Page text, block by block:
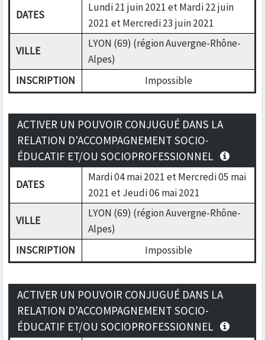
DATES
Lundi 21 juin 2021 et Mardi 22 juin
2021 et Mercredi 23 juin 2021
VILLE
LYON (69) (région Auvergne-Rhône-
Alpes)
INSCRIPTION
Impossible
ACTIVER UN POUVOIR CONJUGUÉ DANS LA
RELATION D'ACCOMPAGNEMENT SOCIO-
ÉDUCATIF ET/OU SOCIOPROFESSIONNEL
DATES
Mardi 04 mai 2021 et Mercredi 05 mai
2021 et Jeudi 06 mai 2021
VILLE
LYON (69) (région Auvergne-Rhône-
Alpes)
INSCRIPTION
Impossible
ACTIVER UN POUVOIR CONJUGUÉ DANS LA
RELATION D'ACCOMPAGNEMENT SOCIO-
ÉDUCATIF ET/OU SOCIOPROFESSIONNEL